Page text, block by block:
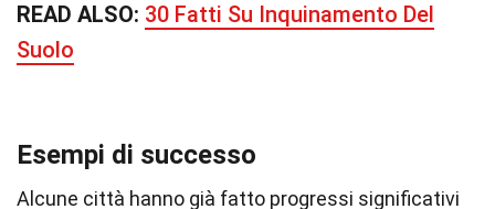
READ ALSO: 30 Fatti Su Inquinamento Del
Suolo
Esempi di successo
Alcune città hanno già fatto progressi significativi